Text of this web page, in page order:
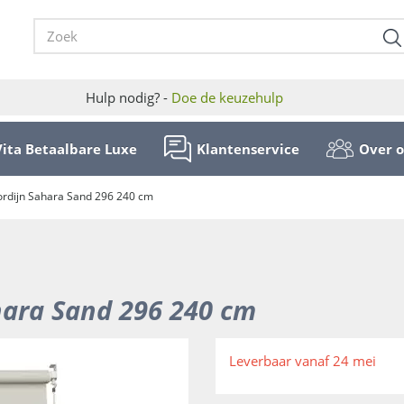
Sahara Sand 296 240 cm
Hulp nodig? - Doe de keuzehulp
Betaalbare Luxe Klantenservice Over
Sand 296 240 cm
Leverbaar vanaf 24 mei